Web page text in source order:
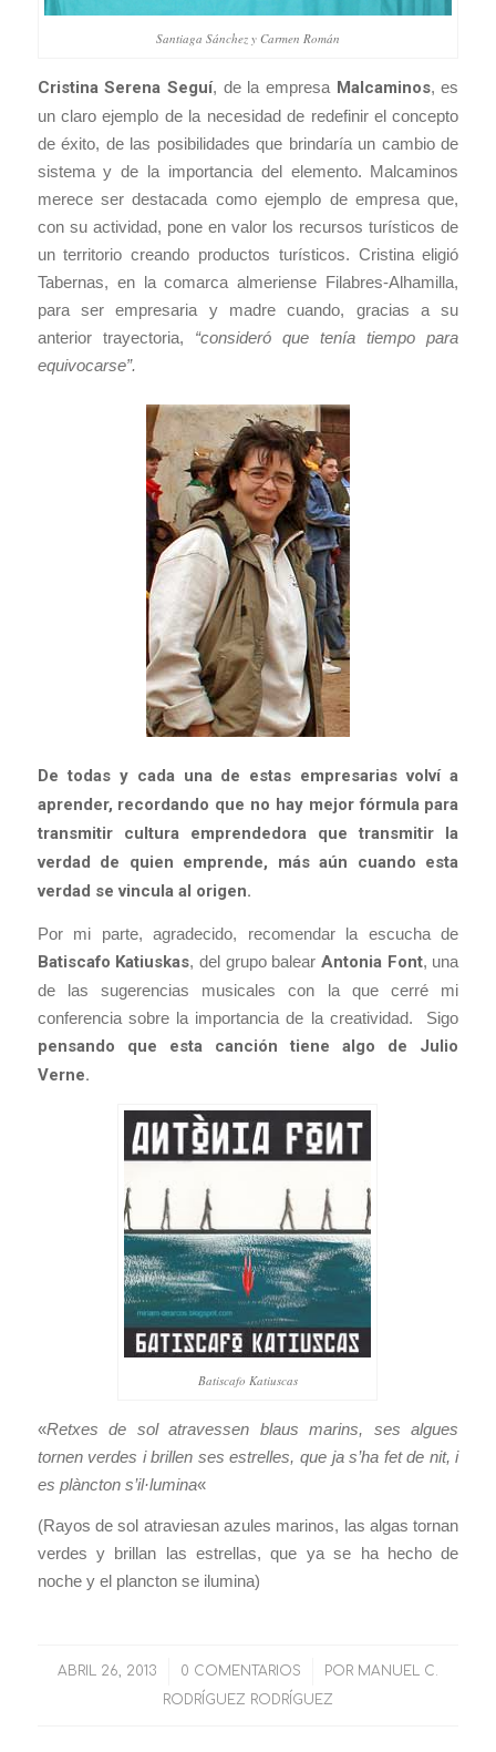
Santiaga Sánchez y Carmen Román
Cristina Serena Seguí, de la empresa Malcaminos, es
un claro ejemplo de la necesidad de redefinir el concepto
de éxito, de las posibilidades que brindaría un cambio de
sistema y de la importancia del elemento. Malcaminos
merece ser destacada como ejemplo de empresa que,
con su actividad, pone en valor los recursos turísticos de
un territorio creando productos turísticos. Cristina eligió
Tabernas, en la comarca almeriense Filabres-Alhamilla,
para ser empresaria y madre cuando, gracias a su
anterior trayectoria, “consideró que tenía tiempo para
equivocarse”.
De todas y cada una de estas empresarias volví a
aprender, recordando que no hay mejor fórmula para
transmitir cultura emprendedora que transmitir la
verdad de quien emprende, más aún cuando esta
verdad se vincula al origen.
Por mi parte, agradecido, recomendar la escucha de
Batiscafo Katiuskas, del grupo balearAntonia Font, una
de las sugerencias musicales con la que cerré mi
conferencia sobre la importancia de la creatividad. Sigo
pensando que esta canción tiene algo de Julio
Verne.
Batiscafo Katiuscas
«Retxes de sol atravessen blaus marins, ses algues
tornen verdes i brillen ses estrelles, que ja s’ha fet de nit, i
es plàncton s’il·lumina«
(Rayos de sol atraviesan azules marinos, las algas tornan
verdes y brillan las estrellas, que ya se ha hecho de
noche y el plancton se ilumina)
ABRIL 26, 2013 0 COMENTARIOS
/ POR MANUEL C.
RODRÍGUEZ RODRÍGUEZ